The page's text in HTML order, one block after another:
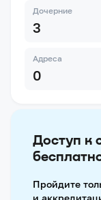
Дочерние
3
Адреса
0
Доступ к
Пройдите
и